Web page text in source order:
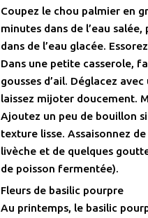
Coupez le chou palmier en
minutes dans de l’eau
dans de l’eau glacée.
Dans une petite casserole,
gousses d’ail. Déglacez
laissez mijoter doucement.
Ajoutez un peu de bouillon
texture lisse. Assaisonnez
livèche et de quelques
de poisson fermentée).
Fleurs de basilic pourpre
Au printemps, le basilic